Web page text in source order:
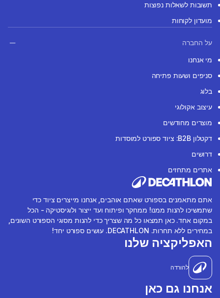
תשובות לשאלות נפוצות
מועדון לקוחות
על החברה
מי אנחנו
סניפים ושעות פתיחה
בלוג
עיצוב אקולוגי
מוצרים מחודשים
דקטלון B2B: ציוד ספורט למוסדות
דרושים
אתרים מתחזים
אתם מתאמנים בספורט שאתם אוהבים, אנחנו מייצרים ציוד כדי
שתמשיכו להנות ממנו! ממחקר ופיתוח ועד ייצור ולוגיסטיקה - הכל
במקום אחד. כאן תמצאו כל מה שצריך כדי להנות מסוגי הספורט השונים,
במחירים ללא תחרות. DECATHLON. עושים ספורט יחד!
האפליקציה שלנו
להורדה
אנחנו גם כאן